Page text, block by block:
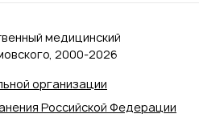
организации
Российской Федерации
медицинский
2000‑2026